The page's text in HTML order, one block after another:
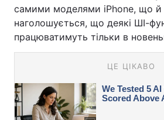
самими моделями iPhone, що й
наголошується, що деякі ШІ-
працюватимуть тільки в